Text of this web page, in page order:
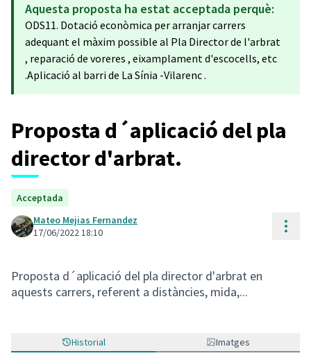
Aquesta proposta ha estat acceptada perquè:
ODS11. Dotació econòmica per arranjar carrers
adequant el màxim possible al Pla Director de l'arbrat
, reparació de voreres , eixamplament d'escocells, etc
.Aplicació al barri de La Sínia -Vilarenc .
Proposta d´aplicació del pla
director d'arbrat.
Acceptada
Mateo Mejias Fernandez
17/06/2022 18:10
Proposta d´aplicació del pla director d'arbrat en
aquests carrers, referent a distàncies, mida,...
Historial Imatges